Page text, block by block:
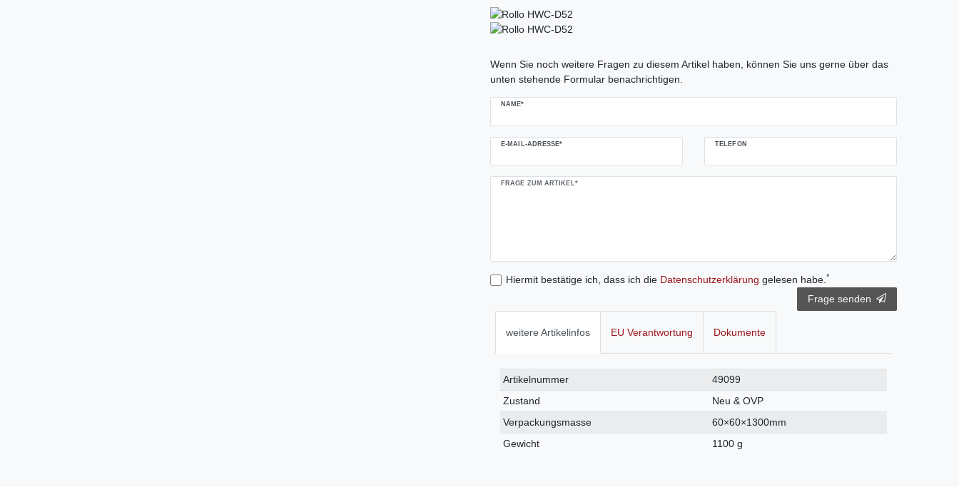
Wenn Sie noch weitere Fragen zu diesem Artikel haben, können Sie uns gerne über das
unten stehende Formular benachrichtigen.
NAME*
E-MAIL-ADRESSE* TELEFON
FRAGE ZUM ARTIKEL*
Hiermit bestätige ich, dass ich die Daten­schutz­erklärung gelesen habe.*
Frage senden
weitere Artikelinfos EU Verantwortung Dokumente
Technisches
Merkmal
Wert
Artikelnummer
49099
Zustand
Neu & OVP
Verpackungsmasse
60×60×1300mm
Gewicht
1100 g